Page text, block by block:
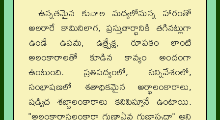
ఉన్నతమైన కుచాల మధ్యలోనున్న హారంతో
అలరారే కామినిలాగ, ప్రస్తుతార్థానికి తగినట్లుగా
ఉండే ఉపమ, ఉత్ప్రేక్ష, రూపకం లాంటి
అలంకారాలతో కూడిన కావ్యం అందంగా
ఉంటుంది. ప్రతిపద్యంలో, సన్నివేశంలో,
సంభాషణలో శతాధికమైన అర్థాలంకారాలు,
షడ్విధ శబ్దాలంకారాలు కనిపిస్తూనే ఉంటాయి.
"అలంకారాస్త్రలంకారా గుణాఏవ గుణాస్పదా" అని